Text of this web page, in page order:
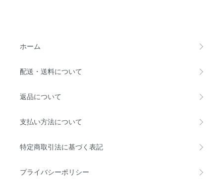
ホーム
配送・送料について
返品について
支払い方法について
特定商取引法に基づく表記
プライバシーポリシー